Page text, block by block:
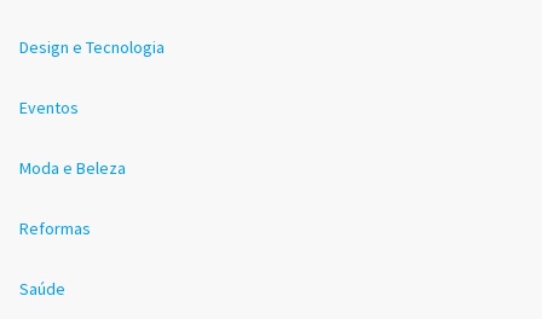
Design e Tecnologia
Eventos
Moda e Beleza
Reformas
Saúde